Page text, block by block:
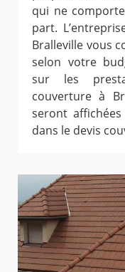
qui ne
part.
Bralleville vous
selon votre
sur les
couverture à
seront
dans le devis